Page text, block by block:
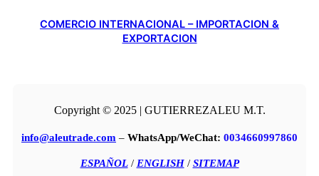
COMERCIO INTERNACIONAL – IMPORTACION &
EXPORTACION
Copyright © 2025 | GUTIERREZALEU M.T.
info@aleutrade.com – WhatsApp/WeChat: 0034660997860
ESPAÑOL/ ENGLISH/ SITEMAP